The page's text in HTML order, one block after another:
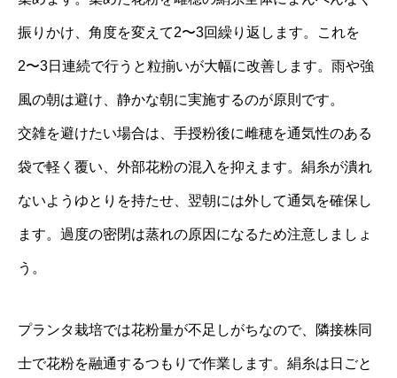
振りかけ、角度を変えて2〜3回繰り返します。これを
2〜3日連続で行うと粒揃いが大幅に改善します。雨や強
風の朝は避け、静かな朝に実施するのが原則です。
交雑を避けたい場合は、手授粉後に雌穂を通気性のある
袋で軽く覆い、外部花粉の混入を抑えます。絹糸が潰れ
ないようゆとりを持たせ、翌朝には外して通気を確保し
ます。過度の密閉は蒸れの原因になるため注意しましょ
う。
プランタ栽培では花粉量が不足しがちなので、隣接株同
士で花粉を融通するつもりで作業します。絹糸は日ごと